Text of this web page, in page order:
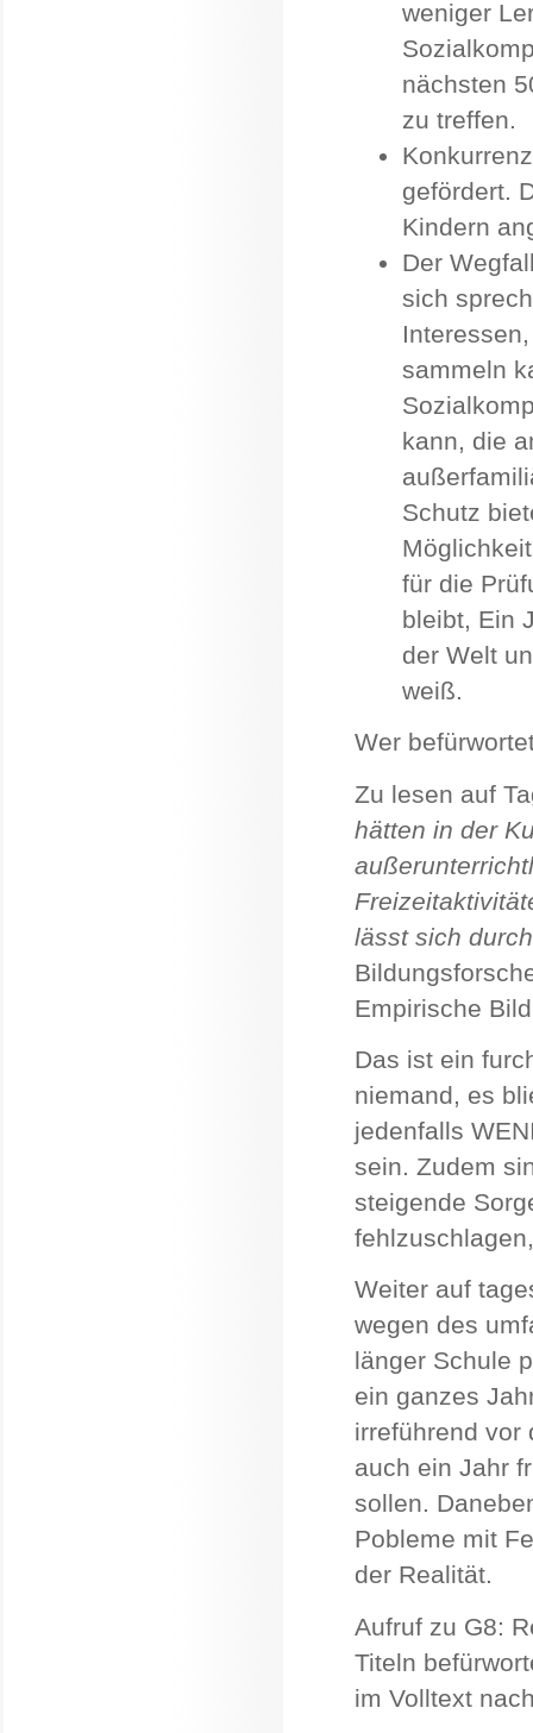
weniger
nächsten
zu treffen.
gefördert.
Kindern
Der
sich
sammeln
kann, die
Schutz
für die
bleibt, Ein
der Welt
weiß.
Wer
Zu lesen auf
hätten in der
lässt sich
Empirische
Das ist ein
niemand, es
jedenfalls
sein. Zudem
steigende
Weiter auf
wegen des
länger Schule
ein ganzes
irreführend vor
auch ein Jahr
sollen.
Pobleme mit
der Realität.
Aufruf zu G8:
Titeln
im Volltext